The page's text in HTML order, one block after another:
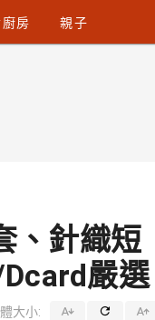
房 親子
、針織短
嚴選
大小: